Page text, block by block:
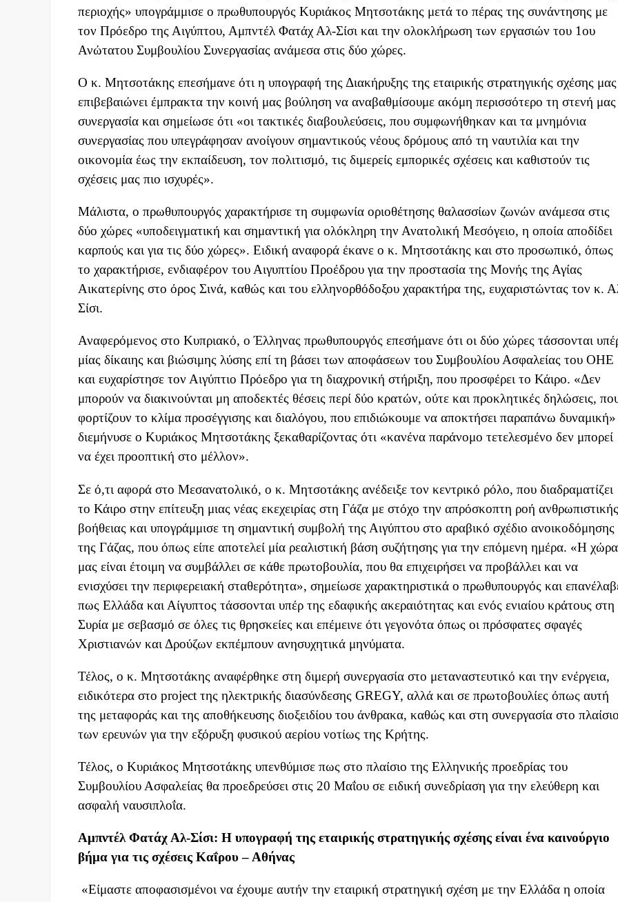
περιοχής» υπογράμμισε ο πρωθυπουργός Κυριάκος Μητσοτάκης μετά το πέρας της συνάντησης με
τον Πρόεδρο της Αιγύπτου, Αμπντέλ Φατάχ Αλ-Σίσι και την ολοκλήρωση των εργασιών του 1ου
Ανώτατου Συμβουλίου Συνεργασίας ανάμεσα στις δύο χώρες.
Ο κ. Μητσοτάκης επεσήμανε ότι η υπογραφή της Διακήρυξης της εταιρικής στρατηγικής σχέσης μας
επιβεβαιώνει έμπρακτα την κοινή μας βούληση να αναβαθμίσουμε ακόμη περισσότερο τη στενή μας
συνεργασία και σημείωσε ότι «οι τακτικές διαβουλεύσεις, που συμφωνήθηκαν και τα μνημόνια
συνεργασίας που υπεγράφησαν ανοίγουν σημαντικούς νέους δρόμους από τη ναυτιλία και την
οικονομία έως την εκπαίδευση, τον πολιτισμό, τις διμερείς εμπορικές σχέσεις και καθιστούν τις
σχέσεις μας πιο ισχυρές».
Μάλιστα, ο πρωθυπουργός χαρακτήρισε τη συμφωνία οριοθέτησης θαλασσίων ζωνών ανάμεσα στις
δύο χώρες «υποδειγματική και σημαντική για ολόκληρη την Ανατολική Μεσόγειο, η οποία αποδίδει
καρπούς και για τις δύο χώρες». Ειδική αναφορά έκανε ο κ. Μητσοτάκης και στο προσωπικό, όπως
το χαρακτήρισε, ενδιαφέρον του Αιγυπτίου Προέδρου για την προστασία της Μονής της Αγίας
Αικατερίνης στο όρος Σινά, καθώς και του ελληνορθόδοξου χαρακτήρα της, ευχαριστώντας τον κ.
Σίσι.
Αναφερόμενος στο Κυπριακό, ο Έλληνας πρωθυπουργός επεσήμανε ότι οι δύο χώρες τάσσονται
μίας δίκαιης και βιώσιμης λύσης επί τη βάσει των αποφάσεων του Συμβουλίου Ασφαλείας του ΟΗΕ
και ευχαρίστησε τον Αιγύπτιο Πρόεδρο για τη διαχρονική στήριξη, που προσφέρει το Κάιρο. «Δεν
μπορούν να διακινούνται μη αποδεκτές θέσεις περί δύο κρατών, ούτε και προκλητικές δηλώσεις,
φορτίζουν το κλίμα προσέγγισης και διαλόγου, που επιδιώκουμε να αποκτήσει παραπάνω δυναμική»
διεμήνυσε ο Κυριάκος Μητσοτάκης ξεκαθαρίζοντας ότι «κανένα παράνομο τετελεσμένο δεν μπορεί
να έχει προοπτική στο μέλλον».
Σε ό,τι αφορά στο Μεσανατολικό, ο κ. Μητσοτάκης ανέδειξε τον κεντρικό ρόλο, που διαδραματίζει
το Κάιρο στην επίτευξη μιας νέας εκεχειρίας στη Γάζα με στόχο την απρόσκοπτη ροή ανθρωπιστικής
βοήθειας και υπογράμμισε τη σημαντική συμβολή της Αιγύπτου στο αραβικό σχέδιο ανοικοδόμησης
της Γάζας, που όπως είπε αποτελεί μία ρεαλιστική βάση συζήτησης για την επόμενη ημέρα. «Η χώρα
μας είναι έτοιμη να συμβάλλει σε κάθε πρωτοβουλία, που θα επιχειρήσει να προβάλλει και να
ενισχύσει την περιφερειακή σταθερότητα», σημείωσε χαρακτηριστικά ο πρωθυπουργός και
πως Ελλάδα και Αίγυπτος τάσσονται υπέρ της εδαφικής ακεραιότητας και ενός ενιαίου κράτους στη
Συρία με σεβασμό σε όλες τις θρησκείες και επέμεινε ότι γεγονότα όπως οι πρόσφατες σφαγές
Χριστιανών και Δρούζων εκπέμπουν ανησυχητικά μηνύματα.
Τέλος, ο κ. Μητσοτάκης αναφέρθηκε στη διμερή συνεργασία στο μεταναστευτικό και την ενέργεια,
ειδικότερα στο project της ηλεκτρικής διασύνδεσης GREGY, αλλά και σε πρωτοβουλίες όπως αυτή
της μεταφοράς και της αποθήκευσης διοξειδίου του άνθρακα, καθώς και στη συνεργασία στο
των ερευνών για την εξόρυξη φυσικού αερίου νοτίως της Κρήτης.
Τέλος, ο Κυριάκος Μητσοτάκης υπενθύμισε πως στο πλαίσιο της Ελληνικής προεδρίας του
Συμβουλίου Ασφαλείας θα προεδρεύσει στις 20 Μαΐου σε ειδική συνεδρίαση για την ελεύθερη και
ασφαλή ναυσιπλοΐα.
Αμπντέλ Φατάχ Αλ-Σίσι: Η υπογραφή της εταιρικής στρατηγικής σχέσης είναι ένα καινούργιο
βήμα για τις σχέσεις Καΐρου – Αθήνας
«Είμαστε αποφασισμένοι να έχουμε αυτήν την εταιρική στρατηγική σχέση με την Ελλάδα η οποία